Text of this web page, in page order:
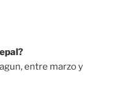
entre marzo y